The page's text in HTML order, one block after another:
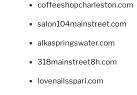
coffeeshopcharleston.com
salon104mainstreet.com
alkaspringswater.com
318mainstreet8h.com
lovenailsspari.com